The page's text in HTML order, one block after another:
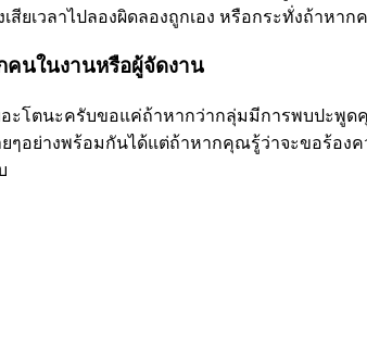
สียเวลาไปลองผิดลองถูกเอง หรือกระทั่งถ้าห
คนในงานหรือผู้จัดงาน
อะโตนะครับขอแค่ถ้าหากว่ากลุ่มมีการพบปะพู
ๆอย่างพร้อมกันได้แต่ถ้าหากคุณรู้ว่าจะขอร้อง